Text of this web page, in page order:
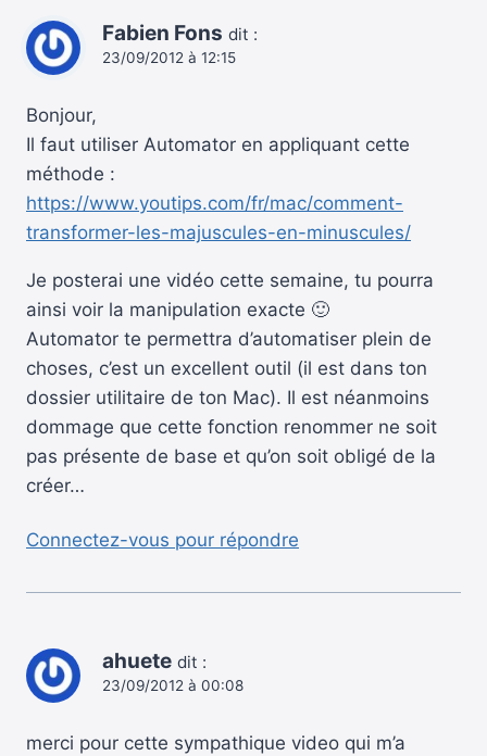
Fabien Fons dit :
23/09/2012 à 12:15
Bonjour,
Il faut utiliser Automator en appliquant cette
méthode :
https://www.youtips.com/fr/mac/comment-
transformer-les-majuscules-en-minuscules/
Je posterai une vidéo cette semaine, tu pourra
ainsi voir la manipulation exacte 🙂
Automator te permettra d’automatiser plein de
choses, c’est un excellent outil (il est dans ton
dossier utilitaire de ton Mac). Il est néanmoins
dommage que cette fonction renommer ne soit
pas présente de base et qu’on soit obligé de la
créer…
Connectez-vous pour répondre
ahuete dit :
23/09/2012 à 00:08
merci pour cette sympathique video qui m’a